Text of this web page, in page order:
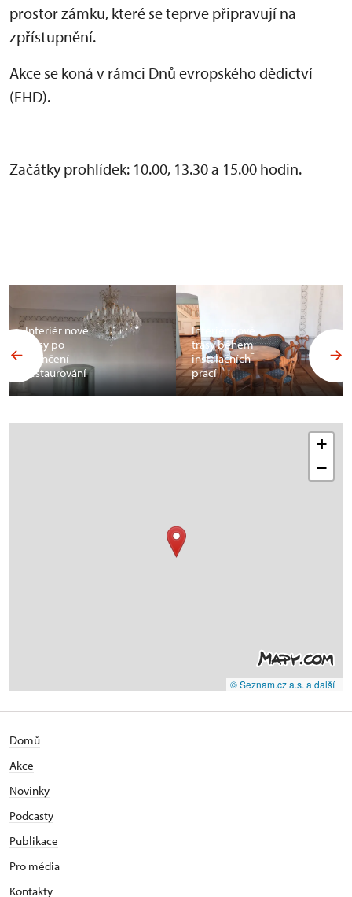
prostor zámku, které se teprve připravují na
zpřístupnění.
Akce se koná v rámci Dnů evropského dědictví
(EHD).
Začátky prohlídek: 10.00, 13.30 a 15.00 hodin.
Interiér nové
trasy po
skončení
restaurování
Interiér nové
trasy během
instalačních
prací
+
−
© Seznam.cz a.s. a další
Domů
Akce
Novinky
Podcasty
Publikace
Pro média
Kontakty